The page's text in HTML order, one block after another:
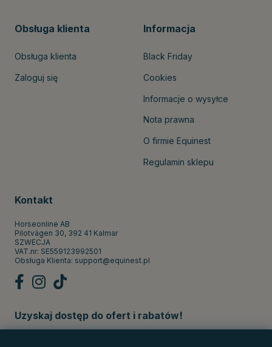
Obsługa klienta
Obsługa klienta
Zaloguj się
Informacja
Black Friday
Cookies
Informacje o wysyłce
Nota prawna
O firmie Equinest
Regulamin sklepu
Kontakt
Horseonline AB
Pilotvägen 30, 392 41 Kalmar
SZWECJA
VAT.nr: SE559123992501
Obsługa Klienta: support@equinest.pl
Uzyskaj dostęp do ofert i rabatów!